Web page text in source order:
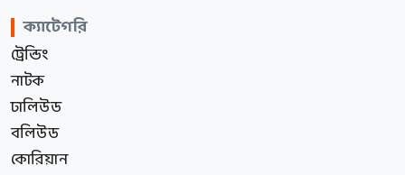
ক্যাটেগরি
ট্রেন্ডিং
নাটক
ঢালিউড
বলিউড
কোরিয়ান